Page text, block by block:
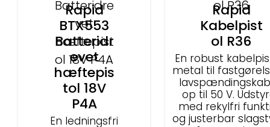
Rapid
BTX553
Batteridr
evet
hæftepis
tol 18V
P4A
En ledningsfri
Rapid
Kabelpist
ol R36
En robust
metal til
op til 50 V.
med rekylfri
og justerbar